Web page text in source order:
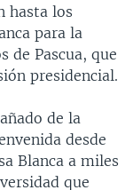
hasta los
para la
de Pascua, que
presidencial.
de la
desde
Blanca a miles
que